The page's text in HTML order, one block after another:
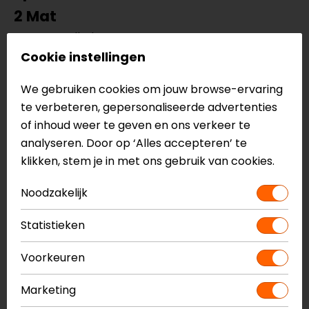
2 Mat
Integraalhelm
Thermoplastische buitenschaal
Aerodynamisch ontwerp
Ratelsluiting
Helder anti-kras vizier
Inclusief Pinlock
Geïntegreerd zonnevizier
Geschikt voor brildragers
Ventilatiesysteem met meerdere luchtinlaten en
uitlaten
Meer informatie nodig?
Heb je meer informatie nodig over dit product?
Neem dancontact
met ons op of kom langs in één
Cookie instellingen
We gebruiken cookies om jouw browse-ervaring
te verbeteren, gepersonaliseerde advertenties
of inhoud weer te geven en ons verkeer te
analyseren. Door op ‘Alles accepteren’ te
klikken, stem je in met ons gebruik van cookies.
Noodzakelijk
Statistieken
Voorkeuren
Marketing